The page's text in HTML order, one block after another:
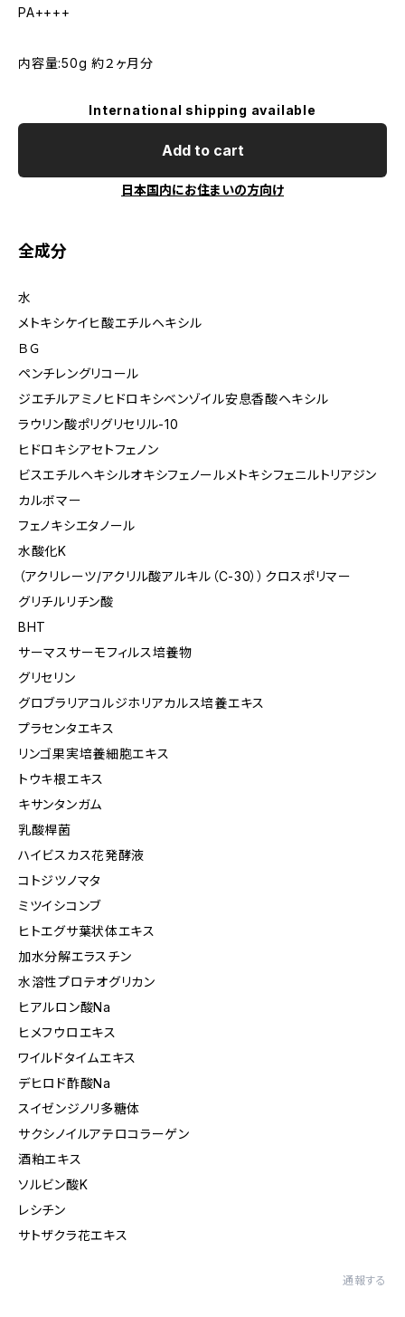
PA++++
内容量:50g 約２ヶ月分
International shipping available
Add to cart
日本国内にお住まいの方向け
全成分
水
メトキシケイヒ酸エチルヘキシル
ＢＧ
ペンチレングリコール
ジエチルアミノヒドロキシベンゾイル安息香酸ヘキシル
ラウリン酸ポリグリセリル-10
ヒドロキシアセトフェノン
ビスエチルヘキシルオキシフェノールメトキシフェニルトリアジン
カルボマー
フェノキシエタノール
水酸化K
（アクリレーツ/アクリル酸アルキル（C-30））クロスポリマー
グリチルリチン酸
BHT
サーマスサーモフィルス培養物
グリセリン
グロブラリアコルジホリアカルス培養エキス
プラセンタエキス
リンゴ果実培養細胞エキス
トウキ根エキス
キサンタンガム
乳酸桿菌
ハイビスカス花発酵液
コトジツノマタ
ミツイシコンブ
ヒトエグサ葉状体エキス
加水分解エラスチン
水溶性プロテオグリカン
ヒアルロン酸Na
ヒメフウロエキス
ワイルドタイムエキス
デヒロド酢酸Na
スイゼンジノリ多糖体
サクシノイルアテロコラーゲン
酒粕エキス
ソルビン酸K
レシチン
サトザクラ花エキス
通報する